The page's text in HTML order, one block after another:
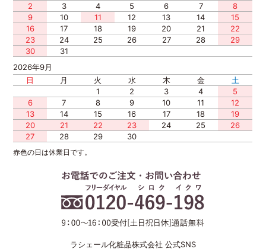
2
3 4 5 6 7
8
9
10 11 12 13 14
15
16
17 18 19 20 21
22
23
24 25 26 27 28
29
30
31
2026年9月
日
月 火 水 木 金
土
1
2 3 4
5
6
7 8 9 10 11
12
13
14 15 16 17 18
19
20
21 22 23 24 25
26
27
28 29 30
赤色の日は休業日です。
ラシェール化粧品株式会社 公式SNS